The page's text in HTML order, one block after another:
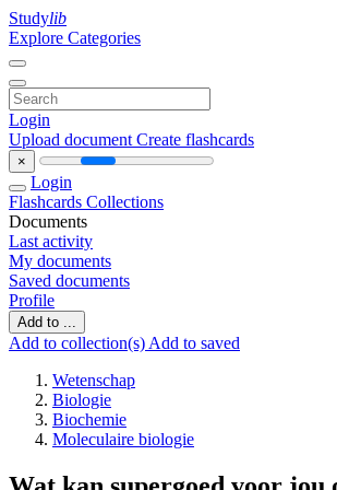
Studylib
Explore Categories
Login
Upload document Create flashcards
×
Login
Flashcards Collections
Documents
Last activity
My documents
Saved documents
Profile
Add to ...
Add to collection(s) Add to saved
Wetenschap
Biologie
Biochemie
Moleculaire biologie